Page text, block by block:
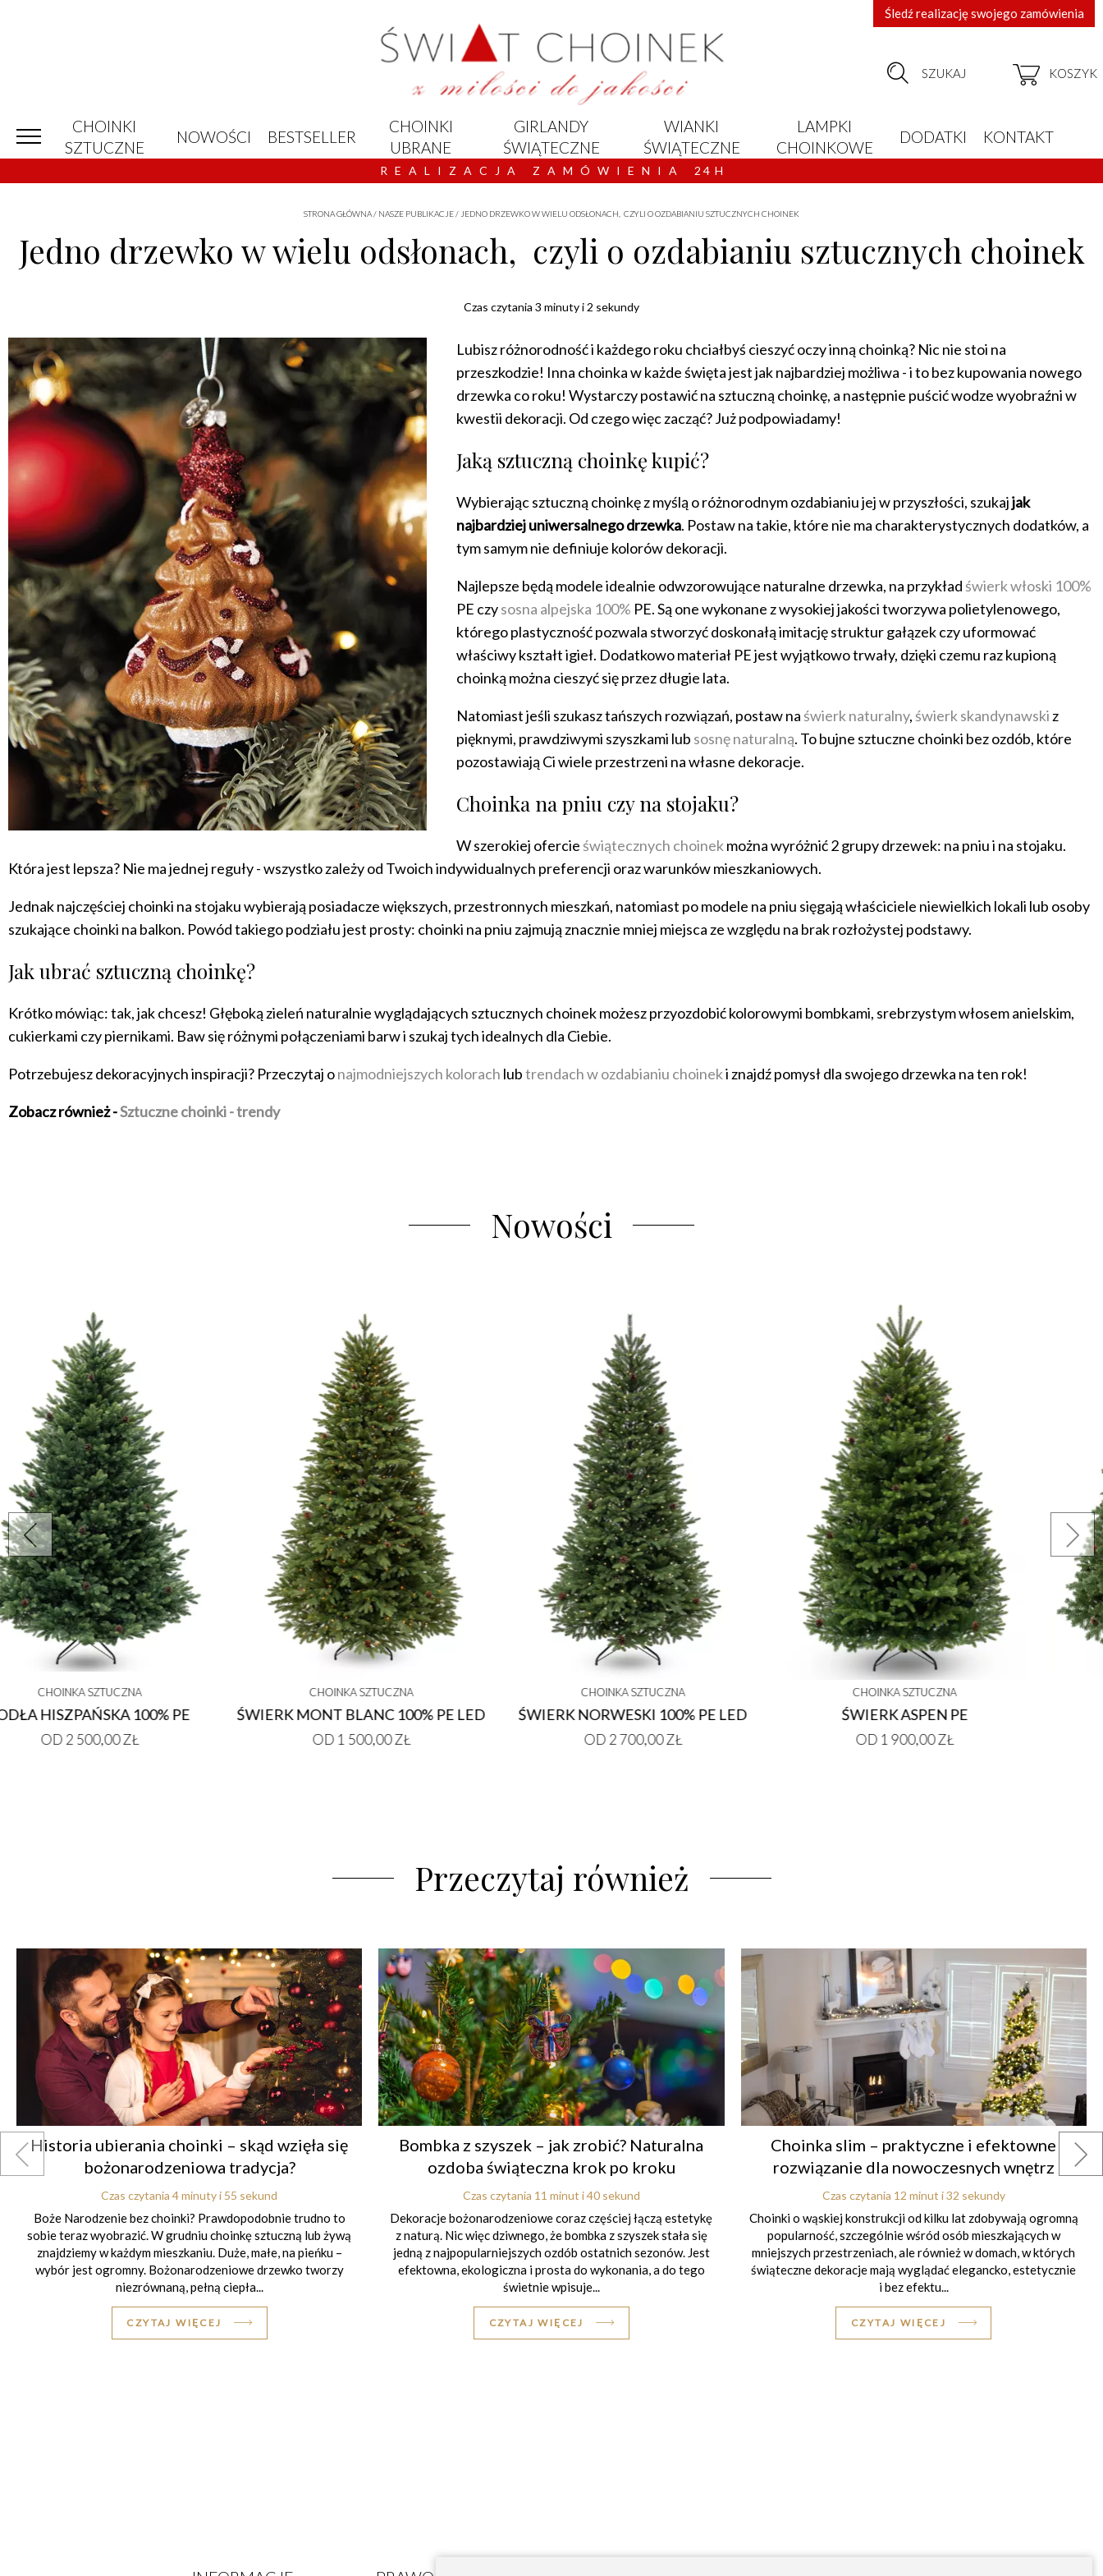
SZUKAJ KOSZYK
Śledź realizację swojego zamówienia
CHOINKI
SZTUCZNE
NOWOŚCI BESTSELLER
CHOINKI
UBRANE
GIRLANDY
ŚWIĄTECZNE
WIANKI
ŚWIĄTECZNE
LAMPKI
CHOINKOWE
DODATKI KONTAKT
R E A L I Z A C J A Z A M Ó W I E N I A 2 4 H
STRONA GŁÓWNA/ NASZE PUBLIKACJE/ JEDNO DRZEWKO W WIELU ODSŁONACH, CZYLI O OZDABIANIU SZTUCZNYCH CHOINEK
Jedno drzewko w wielu odsłonach, czyli o ozdabianiu sztucznych choinek
Czas czytania 3 minuty i 2 sekundy
Lubisz różnorodność i każdego roku chciałbyś cieszyć oczy inną choinką? Nic nie stoi na
przeszkodzie! Inna choinka w każde święta jest jak najbardziej możliwa - i to bez kupowania nowego
drzewka co roku! Wystarczy postawić na sztuczną choinkę, a następnie puścić wodze wyobraźni w
kwestii dekoracji. Od czego więc zacząć? Już podpowiadamy!
Jaką sztuczną choinkę kupić?
Wybierając sztuczną choinkę z myślą o różnorodnym ozdabianiu jej w przyszłości, szukajjak
najbardziej uniwersalnego drzewka. Postaw na takie, które nie ma charakterystycznych dodatków, a
tym samym nie definiuje kolorów dekoracji.
Najlepsze będą modele idealnie odwzorowujące naturalne drzewka, na przykład świerk włoski 100%
PE czysosna alpejska 100% PE. Są one wykonane z wysokiej jakości tworzywa polietylenowego,
którego plastyczność pozwala stworzyć doskonałą imitację struktur gałązek czy uformować
właściwy kształt igieł. Dodatkowo materiał PE jest wyjątkowo trwały, dzięki czemu raz kupioną
choinką można cieszyć się przez długie lata.
Natomiast jeśli szukasz tańszych rozwiązań, postaw na świerk naturalny, świerk skandynawski z
pięknymi, prawdziwymi szyszkami lub sosnę naturalną. To bujne sztuczne choinki bez ozdób, które
pozostawiają Ci wiele przestrzeni na własne dekoracje.
Choinka na pniu czy na stojaku?
W szerokiej ofercie świątecznych choinekmożna wyróżnić 2 grupy drzewek: na pniu i na stojaku.
Która jest lepsza? Nie ma jednej reguły - wszystko zależy od Twoich indywidualnych preferencji oraz warunków mieszkaniowych.
Jednak najczęściej choinki na stojaku wybierają posiadacze większych, przestronnych mieszkań, natomiast po modele na pniu sięgają właściciele niewielkich lokali lub osoby
szukające choinki na balkon. Powód takiego podziału jest prosty: choinki na pniu zajmują znacznie mniej miejsca ze względu na brak rozłożystej podstawy.
Jak ubrać sztuczną choinkę?
Krótko mówiąc: tak, jak chcesz! Głęboką zieleń naturalnie wyglądających sztucznych choinek możesz przyozdobić kolorowymi bombkami, srebrzystym włosem anielskim,
cukierkami czy piernikami. Baw się różnymi połączeniami barw i szukaj tych idealnych dla Ciebie.
Potrzebujesz dekoracyjnych inspiracji? Przeczytaj onajmodniejszych kolorach lubtrendach w ozdabianiu choineki znajdź pomysł dla swojego drzewka na ten rok!
Zobacz również -Sztuczne choinki - trendy
Nowości
CHOINKA SZTUCZNA
ŚWIERK ASPEN PE
OD 1 900,00 ZŁ
CHOINKA SZTUCZNA
JODŁA ALPEJSKA PE
OD 1 900,00 ZŁ
CHOINKA SZTUCZNA
JODŁA KOLORADO PE
OD 1 000,00 ZŁ
CHOINKA SZTUCZNA
ŚWIERK WŁOSKI 100% PE
OD 1 200,00 ZŁ
Przeczytaj również
Historia ubierania choinki – skąd wzięła się
bożonarodzeniowa tradycja?
Czas czytania 4 minuty i 55 sekund
Boże Narodzenie bez choinki? Prawdopodobnie trudno to
sobie teraz wyobrazić. W grudniu choinkę sztuczną lub żywą
znajdziemy w każdym mieszkaniu. Duże, małe, na pieńku –
wybór jest ogromny. Bożonarodzeniowe drzewko tworzy
niezrównaną, pełną ciepła...
CZYTAJ WIĘCEJ
Bombka z szyszek – jak zrobić? Naturalna
ozdoba świąteczna krok po kroku
Czas czytania 11 minut i 40 sekund
Dekoracje bożonarodzeniowe coraz częściej łączą estetykę
z naturą. Nic więc dziwnego, że bombka z szyszek stała się
jedną z najpopularniejszych ozdób ostatnich sezonów. Jest
efektowna, ekologiczna i prosta do wykonania, a do tego
świetnie wpisuje...
CZYTAJ WIĘCEJ
Choinka slim – praktyczne i efektowne
rozwiązanie dla nowoczesnych wnętrz
Czas czytania 12 minut i 32 sekundy
Choinki o wąskiej konstrukcji od kilku lat zdobywają ogromną
popularność, szczególnie wśród osób mieszkających w
mniejszych przestrzeniach, ale również w domach, w których
świąteczne dekoracje mają wyglądać elegancko, estetycznie
i bez efektu...
CZYTAJ WIĘCEJ